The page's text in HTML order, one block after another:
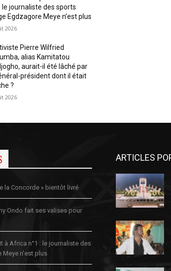
le journaliste des sports
Egdzagore Meye n’est plus
2026
Pierre Wilfried
alias Kamitatou
aurait-il été lâché par
président dont il était
?
2026
la Concorde » bientôt livré
Ondo fait ses valises pour
à Africa n°1 : le journaliste des
n’est plus
ARTICLES